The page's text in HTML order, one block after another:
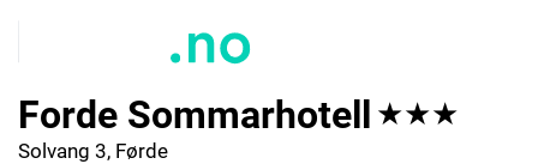
Forde Sommarhotell ★★★
Solvang 3, Førde